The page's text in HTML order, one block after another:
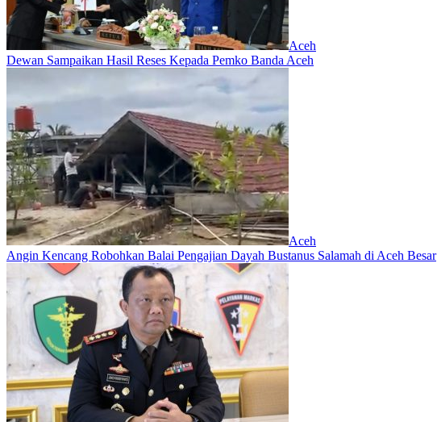
Aceh
Dewan Sampaikan Hasil Reses Kepada Pemko Banda Aceh
Aceh
Angin Kencang Robohkan Balai Pengajian Dayah Bustanus Salamah di Aceh Besar